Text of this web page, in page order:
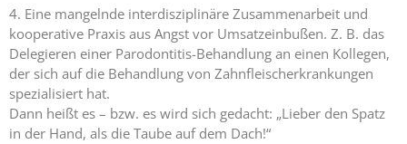
4. Eine mangelnde interdisziplinäre Zusammenarbeit und
kooperative Praxis aus Angst vor Umsatzeinbußen. Z. B. das
Delegieren einer Parodontitis-Behandlung an einen Kollegen,
der sich auf die Behandlung von Zahnfleischerkrankungen
spezialisiert hat.
Dann heißt es – bzw. es wird sich gedacht: „Lieber den Spatz
in der Hand, als die Taube auf dem Dach!“